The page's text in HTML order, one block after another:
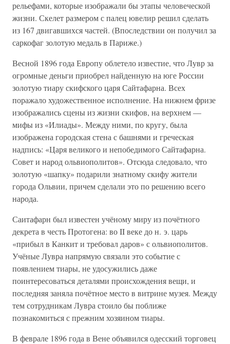
рельефами, которые изображали бы этапы человеческой
жизни. Скелет размером с палец ювелир решил сделать
из 167 двигавшихся частей. (Впоследствии он получил за
саркофаг золотую медаль в Париже.)
Весной 1896 года Европу облетело известие, что Лувр за
огромные деньги приобрел найденную на юге России
золотую тиару скифского царя Сайтафарна. Всех
поражало художественное исполнение. На нижнем фризе
изображались сцены из жизни скифов, на верхнем —
мифы из «Илиады». Между ними, по кругу, была
изображена городская стена с башнями и греческая
надпись: «Царя великого и непобедимого Сайтафарна.
Совет и народ ольвиополитов». Отсюда следовало, что
золотую «шапку» подарили знатному скифу жители
города Ольвии, причем сделали это по решению всего
народа.
Саитафарн был известен учёному миру из почётного
декрета в честь Протогена: во II веке до н. э. царь
«прибыл в Канкит и требовал даров» с ольвиополитов.
Учёные Лувра напрямую связали это событие с
появлением тиары, не удосужились даже
поинтересоваться деталями происхождения вещи, и
последняя заняла почётное место в витрине музея. Между
тем сотрудникам Лувра стоило бы поближе
познакомиться с прежним хозяином тиары.
В феврале 1896 года в Вене объявился одесский торговец